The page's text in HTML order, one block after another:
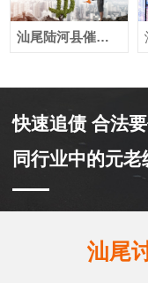
汕尾陆河县催收公司
快速追债 合法
同行业中的元
汕尾